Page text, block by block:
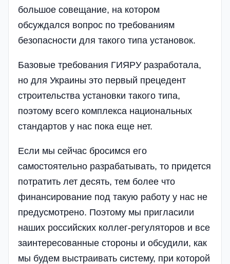
большое совещание, на котором
обсуждался вопрос по требованиям
безопасности для такого типа установок.
Базовые требования ГИЯРУ разработала,
но для Украины это первый прецедент
строительства установки такого типа,
поэтому всего комплекса национальных
стандартов у нас пока еще нет.
Если мы сейчас бросимся его
самостоятельно разрабатывать, то придется
потратить лет десять, тем более что
финансирование под такую работу у нас не
предусмотрено. Поэтому мы пригласили
наших российских коллег-регуляторов и все
заинтересованные стороны и обсудили, как
мы будем выстраивать систему, при которой